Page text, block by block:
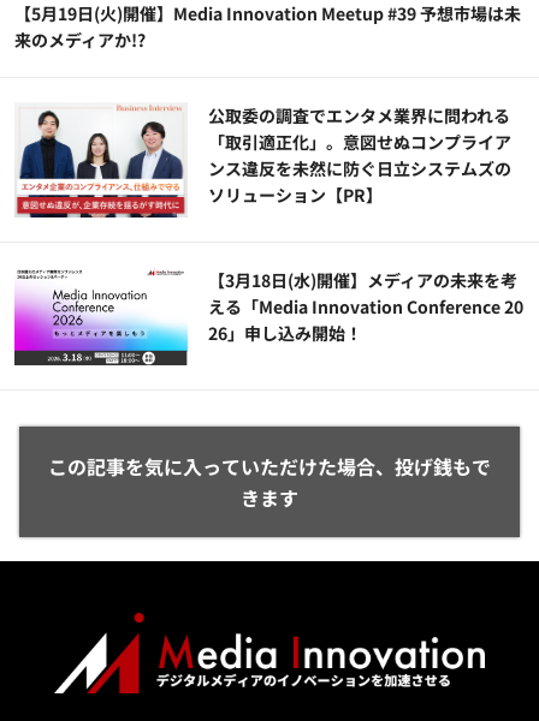
【5月19日(火)開催】Media Innovation Meetup #39 予想市場は未
来のメディアか!?
公​​取委の調査でエンタメ業界に問われる
「取引適正化」。意図せぬコンプライア
ンス違反を未然に防ぐ日立システムズの
ソリューション​【PR】
【3月18日(水)開催】メディアの未来を考
える「Media Innovation Conference 20
26」申し込み開始！
この記事を気に入っていただけた場合、投げ銭もで
きます